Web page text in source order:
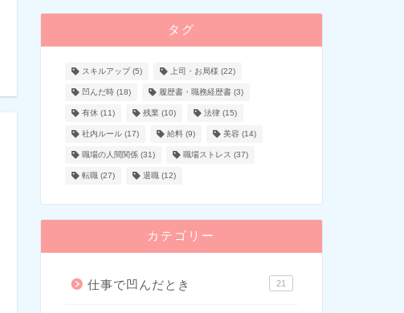
タグ
スキルアップ(5) 上司・お局様 (22)
凹んだ時(18) 履歴書・職務経歴書(3)
有休 (11) 残業 (10) 法律(15)
社内ルール(17) 給料(9) 美容 (14)
職場の人間関係(31) 職場ストレス (37)
転職 (27) 退職 (12)
カテゴリー
仕事で凹んだとき 21